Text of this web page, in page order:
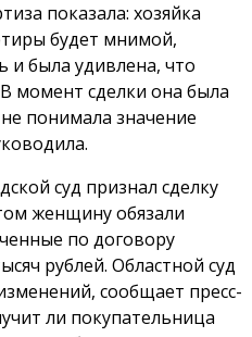
показала: хозяйка
будет мнимой,
и была удивлена, что
момент сделки она была
понимала значение
суд признал сделку
женщину обязали
по договору
рублей. Областной суд
сообщает пресс-
ли покупательница